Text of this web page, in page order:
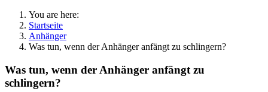
You are here:
Startseite
Anhänger
Was tun, wenn der Anhänger anfängt zu schlingern?
Was tun, wenn der Anhänger anfängt zu
schlingern?